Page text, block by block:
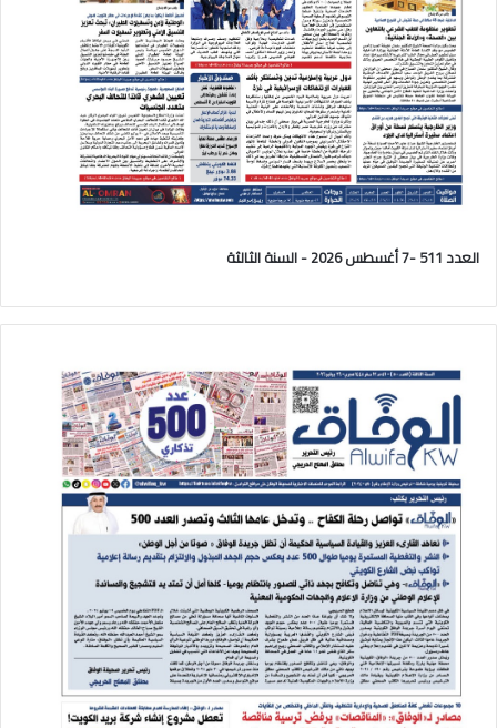
العدد 511 -7 أغسطس 2026 - السنة الثالثة